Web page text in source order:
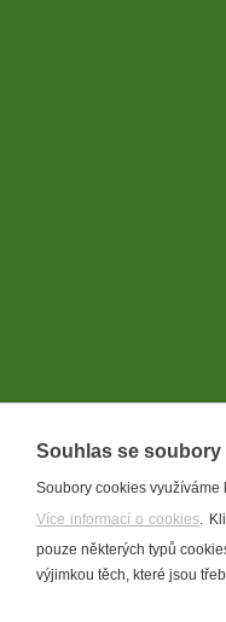
Souhlas se
Soubory cookies
Více informací o cookies.
pouze některých typů
výjimkou těch, které jsou